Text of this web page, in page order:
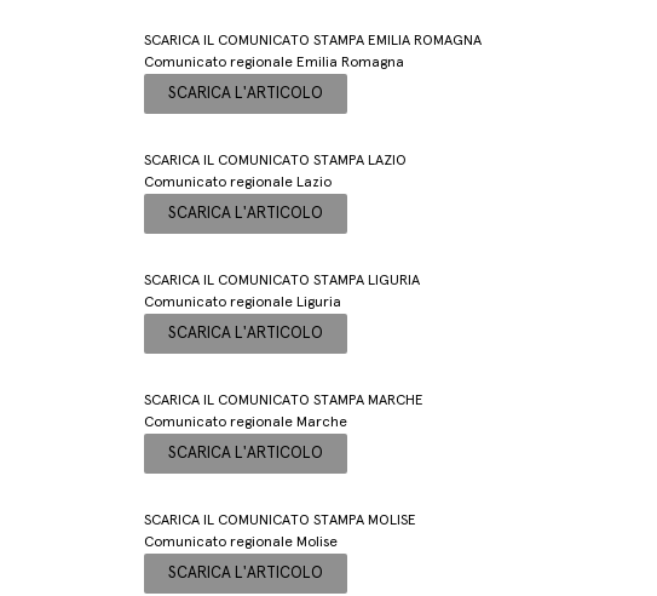
SCARICA IL COMUNICATO STAMPA EMILIA ROMAGNA
Comunicato regionale Emilia Romagna
SCARICA L'ARTICOLO
SCARICA IL COMUNICATO STAMPA LAZIO
Comunicato regionale Lazio
SCARICA L'ARTICOLO
SCARICA IL COMUNICATO STAMPA LIGURIA
Comunicato regionale Liguria
SCARICA L'ARTICOLO
SCARICA IL COMUNICATO STAMPA MARCHE
Comunicato regionale Marche
SCARICA L'ARTICOLO
SCARICA IL COMUNICATO STAMPA MOLISE
Comunicato regionale Molise
SCARICA L'ARTICOLO